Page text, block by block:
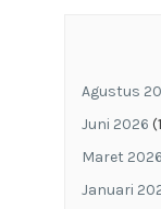
Agustus
Juni 2026
Maret 2026
Januari